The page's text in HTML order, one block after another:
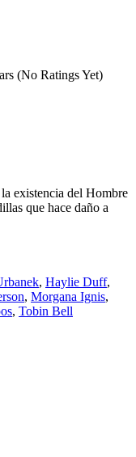
(No Ratings Yet)
existencia del Hombre
que hace daño a
, Haylie Duff,
, Morgana Ignis,
, Tobin Bell